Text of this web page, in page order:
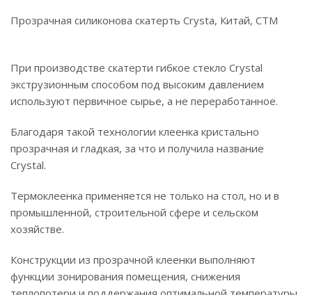
Прозрачная силиконова скатерть Crysta, Китай, СТМ
При производстве скатерти гибкое стекло Crystal
экструзионным способом под высоким давлением
используют первичное сырье, а не переработанное.
Благодаря такой технологии клеенка кристально
прозрачная и гладкая, за что и получила название
Crystal.
Термоклеенка применяется не только на стол, но и в
промышленной, строительной сфере и сельском
хозяйстве.
Конструкции из прозрачной клеенки выполняют
функции зонирования помещения, снижения